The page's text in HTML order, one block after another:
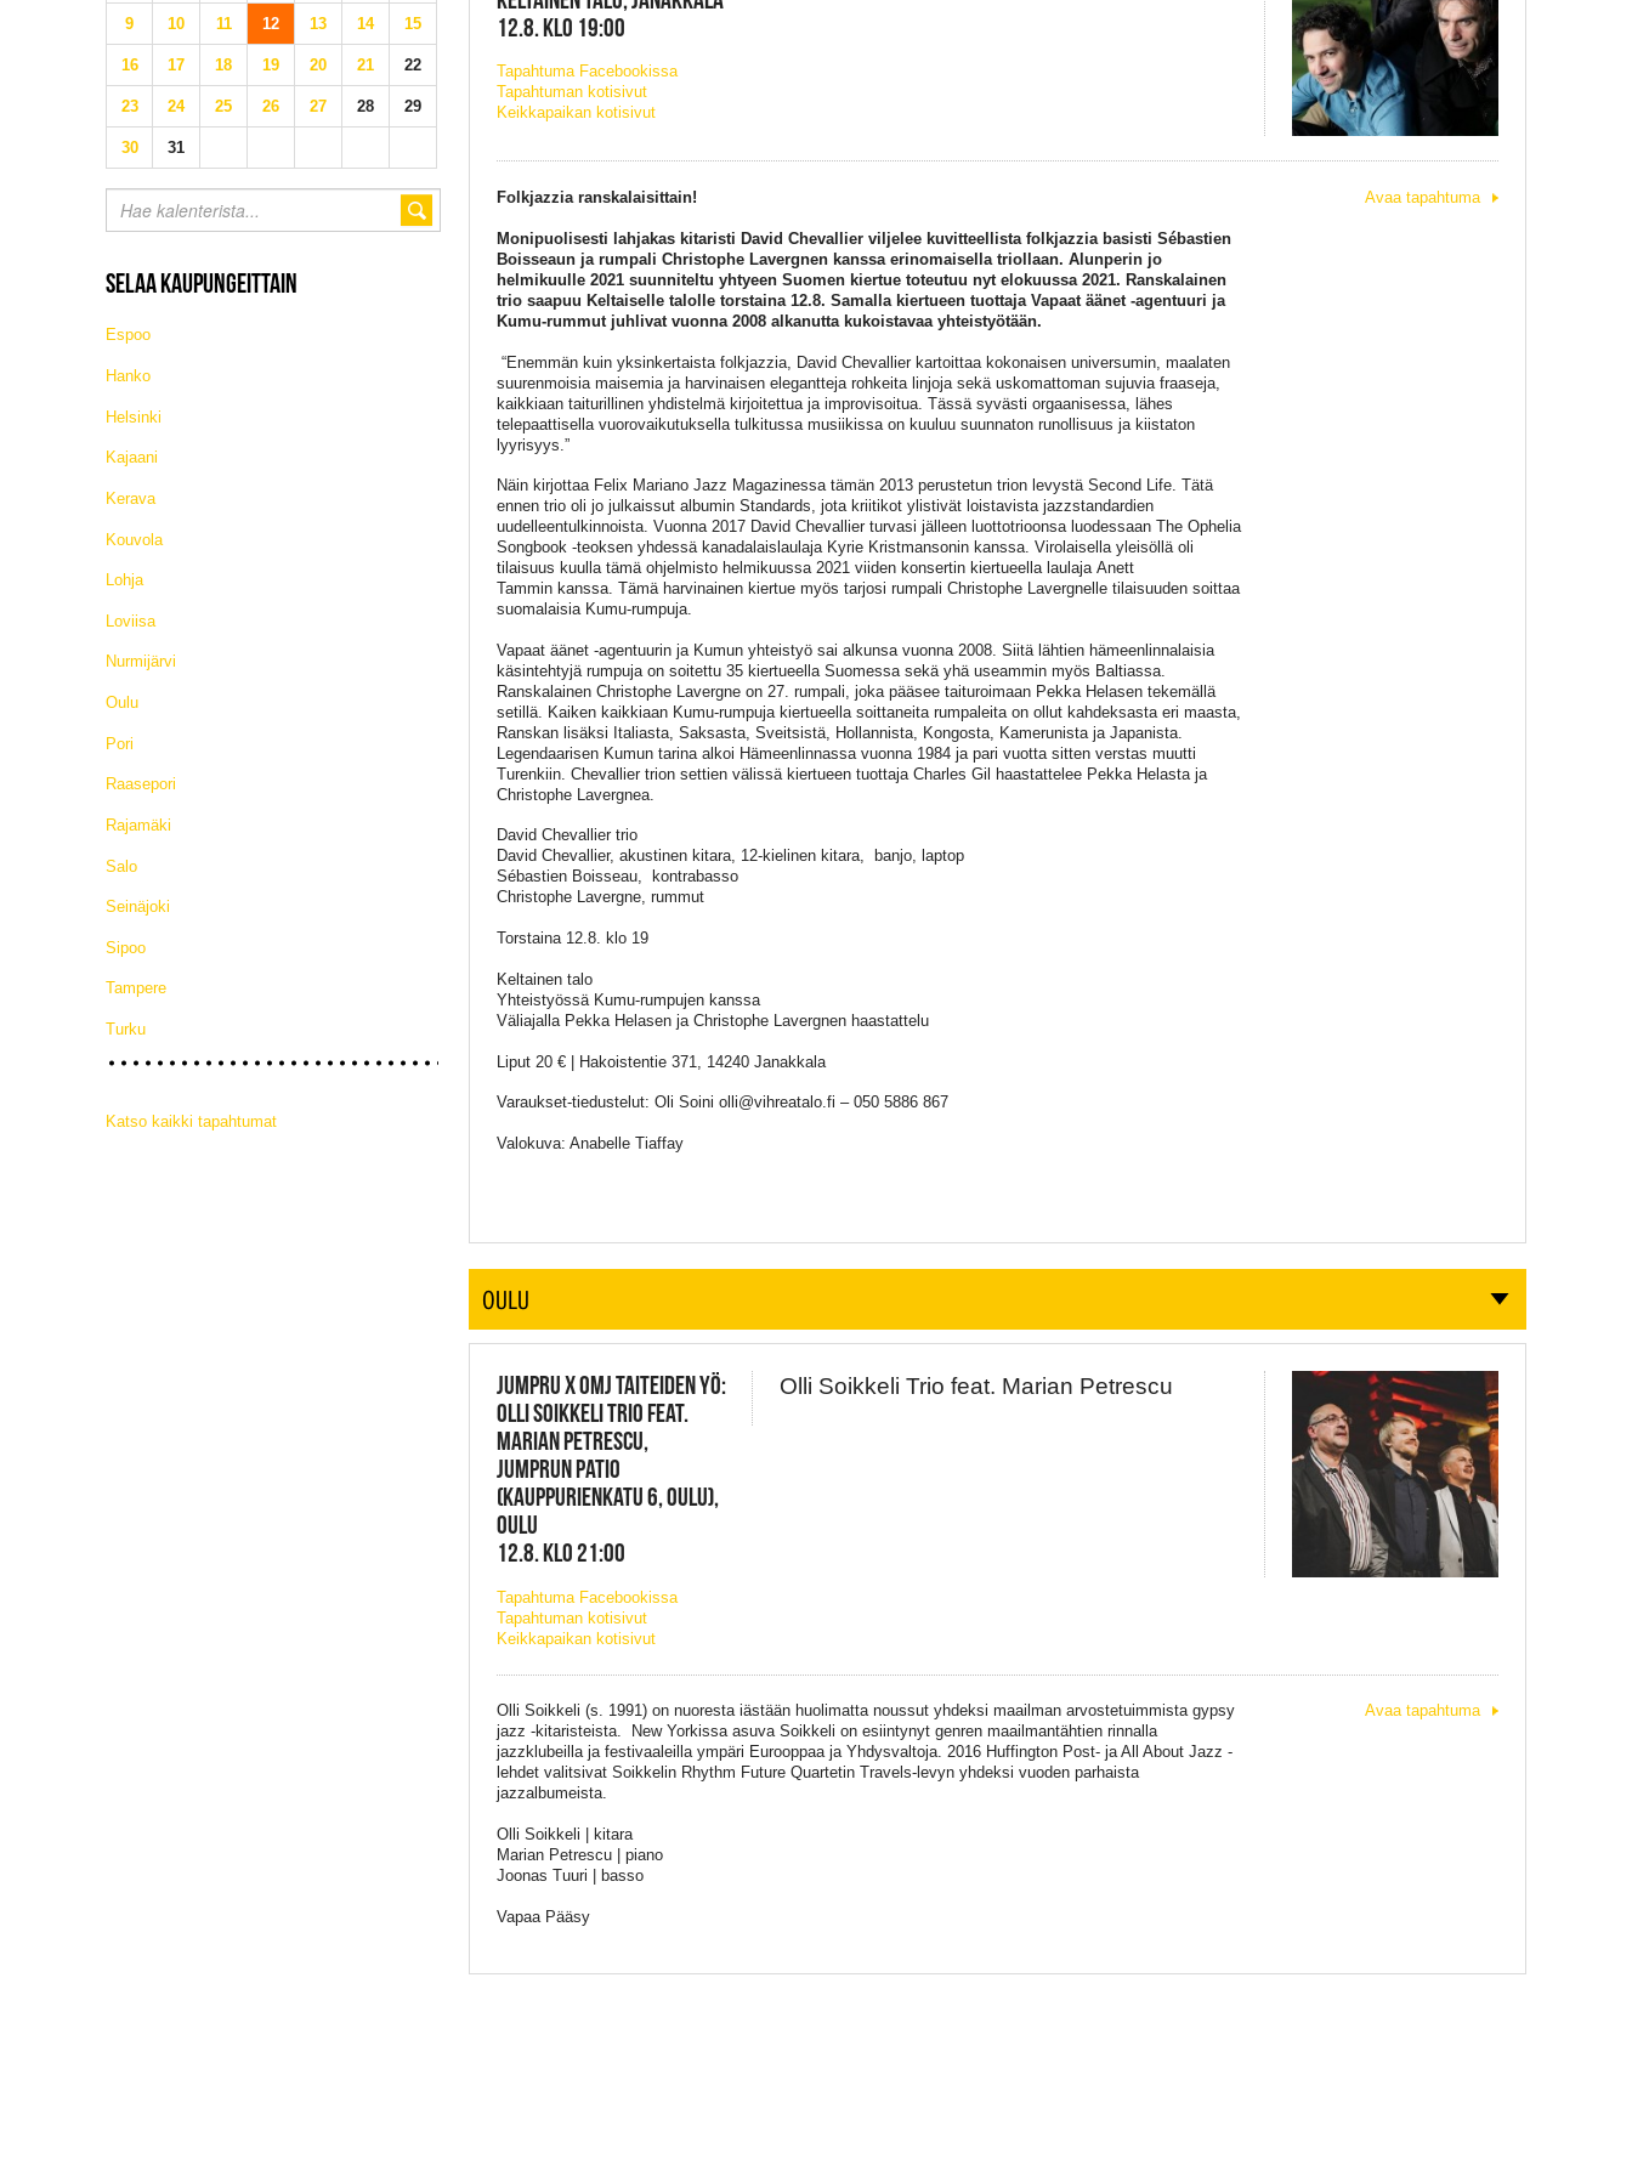
9 10 11 12 13 14 15
16 17 18 19 20 21 22
23 24 25 26 27 28 29
30 31
SELAA KAUPUNGEITTAIN
Espoo
Hanko
Helsinki
Kajaani
Kerava
Kouvola
Lohja
Loviisa
Nurmijärvi
Oulu
Pori
Raasepori
Rajamäki
Salo
Seinäjoki
Sipoo
Tampere
Turku
Katso kaikki tapahtumat
12.8. KLO 19:00
Tapahtuma Facebookissa
Tapahtuman kotisivut
Keikkapaikan kotisivut
Folkjazzia ranskalaisittain!
Monipuolisesti lahjakas kitaristi David Chevallier viljelee kuvitteellista folkjazzia basisti Sébastien
Boisseaun ja rumpali Christophe Lavergnen kanssa erinomaisella triollaan. Alunperin jo
helmikuulle 2021 suunniteltu yhtyeen Suomen kiertue toteutuu nyt elokuussa 2021. Ranskalainen
trio saapuu Keltaiselle talolle torstaina 12.8. Samalla kiertueen tuottaja Vapaat äänet -agentuuri ja
Kumu-rummut juhlivat vuonna 2008 alkanutta kukoistavaa yhteistyötään.
“Enemmän kuin yksinkertaista folkjazzia, David Chevallier kartoittaa kokonaisen universumin, maalaten
suurenmoisia maisemia ja harvinaisen elegantteja rohkeita linjoja sekä uskomattoman sujuvia fraaseja,
kaikkiaan taiturillinen yhdistelmä kirjoitettua ja improvisoitua. Tässä syvästi orgaanisessa, lähes
telepaattisella vuorovaikutuksella tulkitussa musiikissa on kuuluu suunnaton runollisuus ja kiistaton
lyyrisyys.”
Näin kirjottaa Felix Mariano Jazz Magazinessa tämän 2013 perustetun trion levystä Second Life. Tätä
ennen trio oli jo julkaissut albumin Standards, jota kriitikot ylistivät loistavista jazzstandardien
uudelleentulkinnoista. Vuonna 2017 David Chevallier turvasi jälleen luottotrioonsa luodessaan The Ophelia
Songbook -teoksen yhdessä kanadalaislaulaja Kyrie Kristmansonin kanssa. Virolaisella yleisöllä oli
tilaisuus kuulla tämä ohjelmisto helmikuussa 2021 viiden konsertin kiertueella laulaja Anett
Tammin kanssa. Tämä harvinainen kiertue myös tarjosi rumpali Christophe Lavergnelle tilaisuuden soittaa
suomalaisia Kumu-rumpuja.
Vapaat äänet -agentuurin ja Kumun yhteistyö sai alkunsa vuonna 2008. Siitä lähtien hämeenlinnalaisia
käsintehtyjä rumpuja on soitettu 35 kiertueella Suomessa sekä yhä useammin myös Baltiassa.
Ranskalainen Christophe Lavergne on 27. rumpali, joka pääsee taituroimaan Pekka Helasen tekemällä
setillä. Kaiken kaikkiaan Kumu-rumpuja kiertueella soittaneita rumpaleita on ollut kahdeksasta eri maasta,
Ranskan lisäksi Italiasta, Saksasta, Sveitsistä, Hollannista, Kongosta, Kamerunista ja Japanista.
Legendaarisen Kumun tarina alkoi Hämeenlinnassa vuonna 1984 ja pari vuotta sitten verstas muutti
Turenkiin. Chevallier trion settien välissä kiertueen tuottaja Charles Gil haastattelee Pekka Helasta ja
Christophe Lavergnea.
David Chevallier trio
David Chevallier, akustinen kitara, 12-kielinen kitara, banjo, laptop
Sébastien Boisseau, kontrabasso
Christophe Lavergne, rummut
Torstaina 12.8. klo 19
Keltainen talo
Yhteistyössä Kumu-rumpujen kanssa
Väliajalla Pekka Helasen ja Christophe Lavergnen haastattelu
Liput 20 € | Hakoistentie 371, 14240 Janakkala
Varaukset-tiedustelut: Oli Soini olli@vihreatalo.fi – 050 5886 867
Valokuva: Anabelle Tiaffay
Avaa tapahtuma
OULU
JUMPRU X OMJ TAITEIDEN YÖ:
OLLI SOIKKELI TRIO FEAT.
MARIAN PETRESCU,
JUMPRUN PATIO
(KAUPPURIENKATU 6, OULU),
OULU
12.8. KLO 21:00
Tapahtuma Facebookissa
Tapahtuman kotisivut
Keikkapaikan kotisivut
Olli Soikkeli Trio feat. Marian Petrescu
Olli Soikkeli (s. 1991) on nuoresta iästään huolimatta noussut yhdeksi maailman arvostetuimmista gypsy
jazz -kitaristeista. New Yorkissa asuva Soikkeli on esiintynyt genren maailmantähtien rinnalla
jazzklubeilla ja festivaaleilla ympäri Eurooppaa ja Yhdysvaltoja. 2016 Huffington Post- ja All About Jazz -
lehdet valitsivat Soikkelin Rhythm Future Quartetin Travels-levyn yhdeksi vuoden parhaista
jazzalbumeista.
Olli Soikkeli | kitara
Marian Petrescu | piano
Joonas Tuuri | basso
Vapaa Pääsy
Avaa tapahtuma